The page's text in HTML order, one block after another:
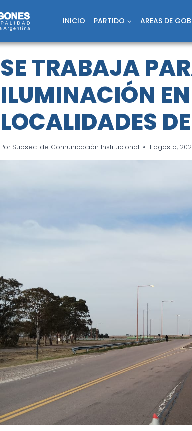
INICIO PARTIDO AREAS DE
SE TRABAJA
ILUMINACIÓN
LOCALIDADES
Por Subsec. de Comunicación Institucional 1 agosto,